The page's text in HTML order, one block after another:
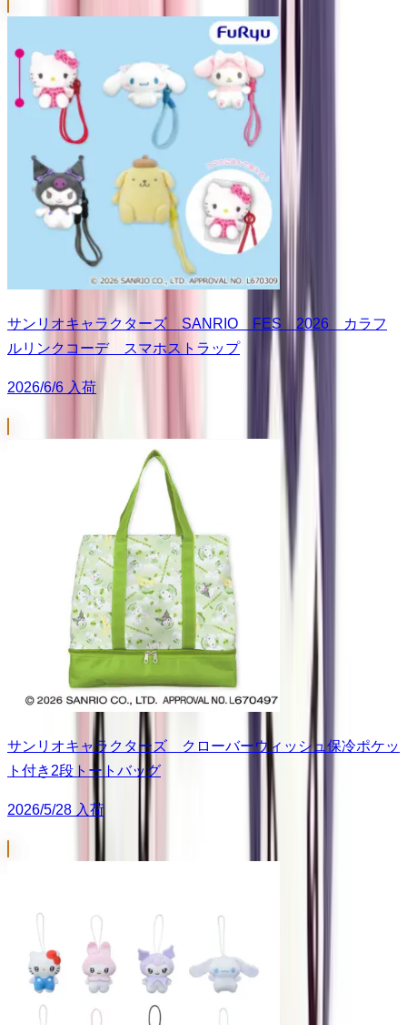
サンリオキャラクターズ SANRIO FES 2026 カラフ
ルリンクコーデ スマホストラップ
2026/6/6 入荷
サンリオキャラクターズ クローバーウィッシュ保冷ポケッ
ト付き2段トートバッグ
2026/5/28 入荷